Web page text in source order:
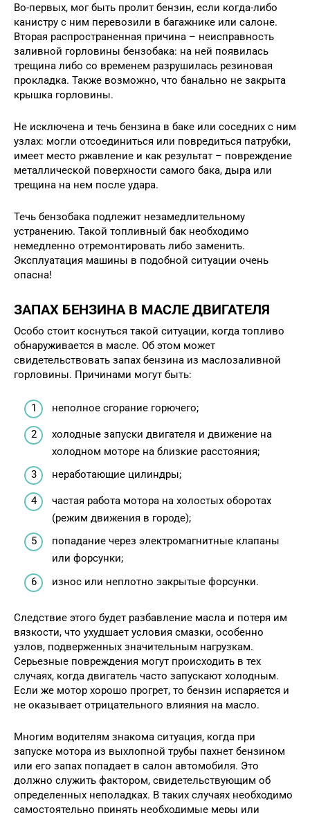
Во-первых, мог быть пролит бензин, если когда-либо
канистру с ним перевозили в багажнике или салоне.
Вторая распространенная причина – неисправность
заливной горловины бензобака: на ней появилась
трещина либо со временем разрушилась резиновая
прокладка. Также возможно, что банально не закрыта
крышка горловины.
Не исключена и течь бензина в баке или соседних с ним
узлах: могли отсоединиться или повредиться патрубки,
имеет место ржавление и как результат – повреждение
металлической поверхности самого бака, дыра или
трещина на нем после удара.
Течь бензобака подлежит незамедлительному
устранению. Такой топливный бак необходимо
немедленно отремонтировать либо заменить.
Эксплуатация машины в подобной ситуации очень
опасна!
ЗАПАХ БЕНЗИНА В МАСЛЕ ДВИГАТЕЛЯ
Особо стоит коснуться такой ситуации, когда топливо
обнаруживается в масле. Об этом может
свидетельствовать запах бензина из маслозаливной
горловины. Причинами могут быть:
неполное сгорание горючего;
холодные запуски двигателя и движение на
холодном моторе на близкие расстояния;
неработающие цилиндры;
частая работа мотора на холостых оборотах
(режим движения в городе);
попадание через электромагнитные клапаны
или форсунки;
износ или неплотно закрытые форсунки.
Следствие этого будет разбавление масла и потеря им
вязкости, что ухудшает условия смазки, особенно
узлов, подверженных значительным нагрузкам.
Серьезные повреждения могут происходить в тех
случаях, когда двигатель часто запускают холодным.
Если же мотор хорошо прогрет, то бензин испаряется и
не оказывает отрицательного влияния на масло.
Многим водителям знакома ситуация, когда при
запуске мотора из выхлопной трубы пахнет бензином
или его запах попадает в салон автомобиля. Это
должно служить фактором, свидетельствующим об
определенных неполадках. В таких случаях необходимо
самостоятельно принять необходимые меры или